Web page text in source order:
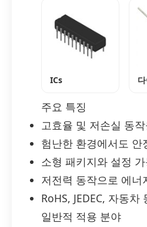
ICs
주요 특징
고효율 및 저손실 동
험난한 환경에서도 안
소형 패키지와 설정
저전력 동작으로 에
RoHS, JEDEC, 자동
일반적 적용 분야